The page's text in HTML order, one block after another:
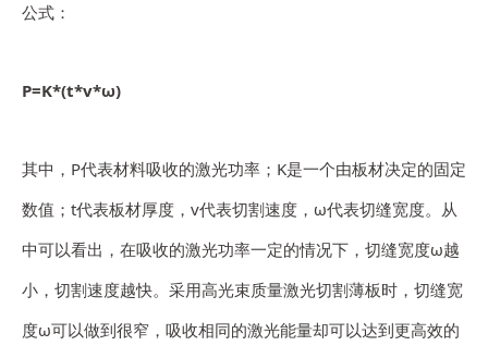
公式：
P=K*(t*v*ω)
其中，P代表材料吸收的激光功率；K是一个由板材决定的固定
数值；t代表板材厚度，v代表切割速度，ω代表切缝宽度。从
中可以看出，在吸收的激光功率一定的情况下，切缝宽度ω越
小，切割速度越快。采用高光束质量激光切割薄板时，切缝宽
度ω可以做到很窄，吸收相同的激光能量却可以达到更高效的